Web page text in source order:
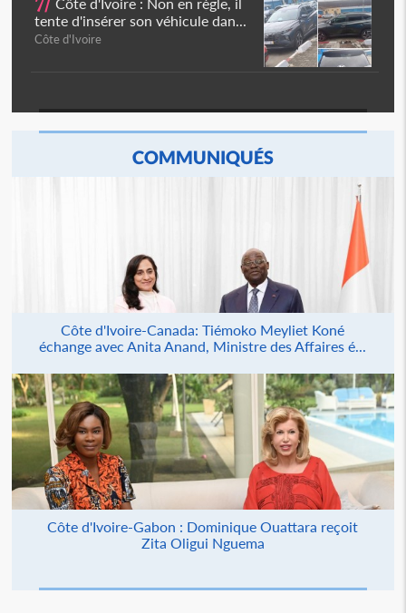
tente d'insérer son véhicule dan...
Côte d'Ivoire
COMMUNIQUÉS
Côte d'Ivoire-Canada: Tiémoko Meyliet Koné
échange avec Anita Anand, Ministre des Affaires é...
Côte d'Ivoire-Gabon : Dominique Ouattara reçoit
Zita Oligui Nguema